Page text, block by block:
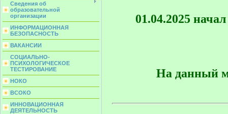
Сведения об
образовательной
организации
ИНФОРМАЦИОННАЯ
БЕЗОПАСНОСТЬ
ВАКАНСИИ
СОЦИАЛЬНО-
ПСИХОЛОГИЧЕСКОЕ
ТЕСТИРОВАНИЕ
НОКО
ВСОКО
ИННОВАЦИОННАЯ
ДЕЯТЕЛЬНОСТЬ
01.04.2025
На данный